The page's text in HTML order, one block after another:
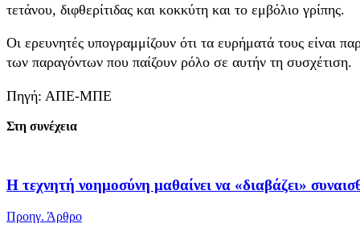
τετάνου, διφθερίτιδας και κοκκύτη και το εμβόλιο γρίπης.
Οι ερευνητές υπογραμμίζουν ότι τα ευρήματά τους είναι
των παραγόντων που παίζουν ρόλο σε αυτήν τη συσχέτιση.
Πηγή: ΑΠΕ-ΜΠΕ
Στη συνέχεια
Η τεχνητή νοημοσύνη μαθαίνει να «διαβάζει»
Προηγ. Άρθρο